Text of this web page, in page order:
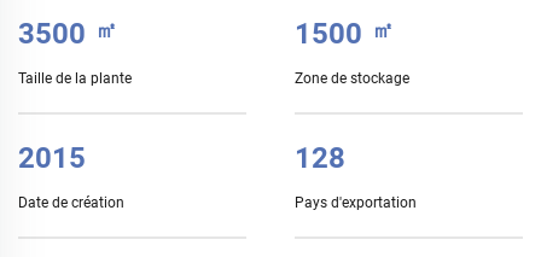
3500 ㎡
Taille de la plante
1500 ㎡
Zone de stockage
2015
Date de création
128
Pays d'exportation